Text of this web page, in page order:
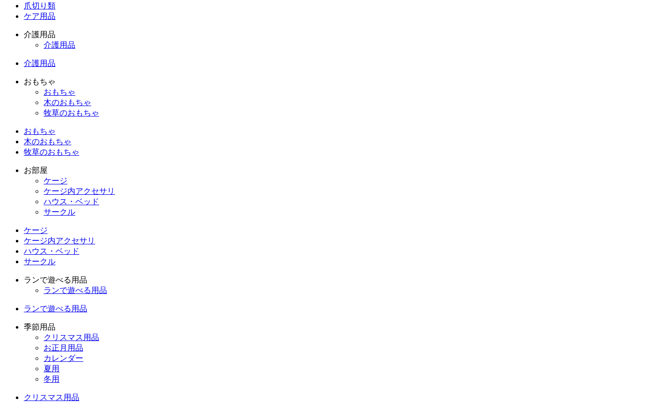
爪切り類
ケア用品
介護用品
介護用品
介護用品
おもちゃ
おもちゃ
木のおもちゃ
牧草のおもちゃ
おもちゃ
木のおもちゃ
牧草のおもちゃ
お部屋
ケージ
ケージ内アクセサリ
ハウス・ベッド
サークル
ケージ
ケージ内アクセサリ
ハウス・ベッド
サークル
ランで遊べる用品
ランで遊べる用品
ランで遊べる用品
季節用品
クリスマス用品
お正月用品
カレンダー
夏用
冬用
クリスマス用品